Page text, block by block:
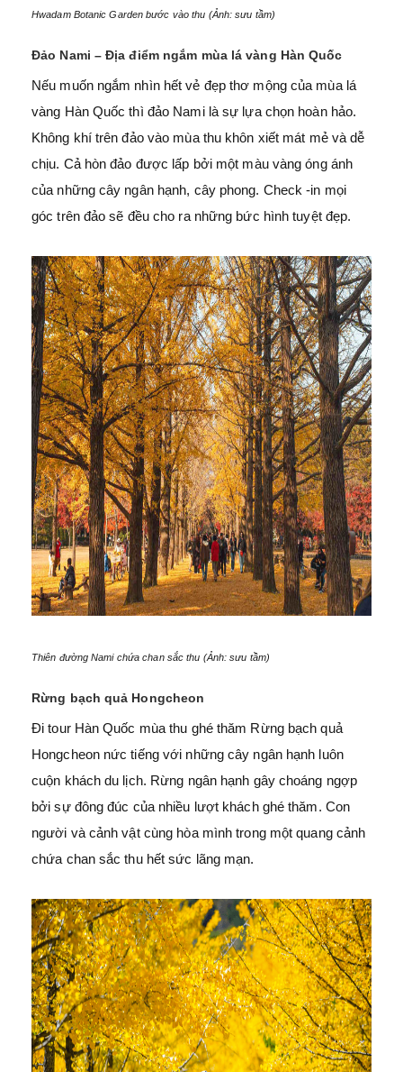
Hwadam Botanic Garden bước vào thu (Ảnh: sưu tầm)
Đảo Nami – Địa điểm ngắm mùa lá vàng Hàn Quốc
Nếu muốn ngắm nhìn hết vẻ đẹp thơ mộng của mùa lá
vàng Hàn Quốc thì đảo Nami là sự lựa chọn hoàn hảo.
Không khí trên đảo vào mùa thu khôn xiết mát mẻ và dễ
chịu. Cả hòn đảo được lấp bởi một màu vàng óng ánh
của những cây ngân hạnh, cây phong. Check -in mọi
góc trên đảo sẽ đều cho ra những bức hình tuyệt đẹp.
Thiên đường Nami chứa chan sắc thu (Ảnh: sưu tầm)
Rừng bạch quả Hongcheon
Đi tour Hàn Quốc mùa thu ghé thăm Rừng bạch quả
Hongcheon nức tiếng với những cây ngân hạnh luôn
cuộn khách du lịch. Rừng ngân hạnh gây choáng ngợp
bởi sự đông đúc của nhiều lượt khách ghé thăm. Con
người và cảnh vật cùng hòa mình trong một quang cảnh
chứa chan sắc thu hết sức lãng mạn.